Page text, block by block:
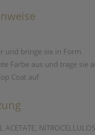
und bringe sie in Form
Farbe aus und trage sie
Coat auf
ACETATE,